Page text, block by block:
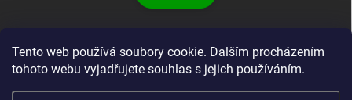
Tento web používá soubory cookie. Dalším procházením
tohoto webu vyjadřujete souhlas s jejich používáním.